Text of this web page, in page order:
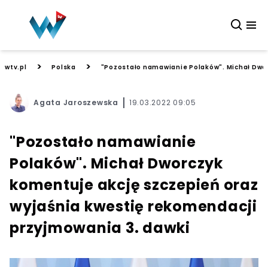
wtv.pl > Polska > "Pozostało namawianie Polaków". Michał
Agata Jaroszewska 19.03.2022 09:05
"Pozostało namawianie
Polaków". Michał Dworczyk
komentuje akcję szczepień oraz
wyjaśnia kwestię rekomendacji
przyjmowania 3. dawki